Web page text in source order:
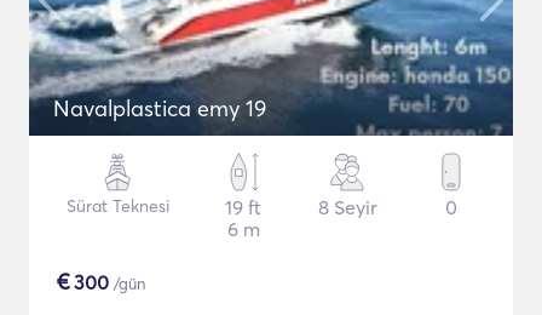
Navalplastica emy 19
Sürat Teknesi
19 ft
6 m
8 Seyir 0
€300 /gün